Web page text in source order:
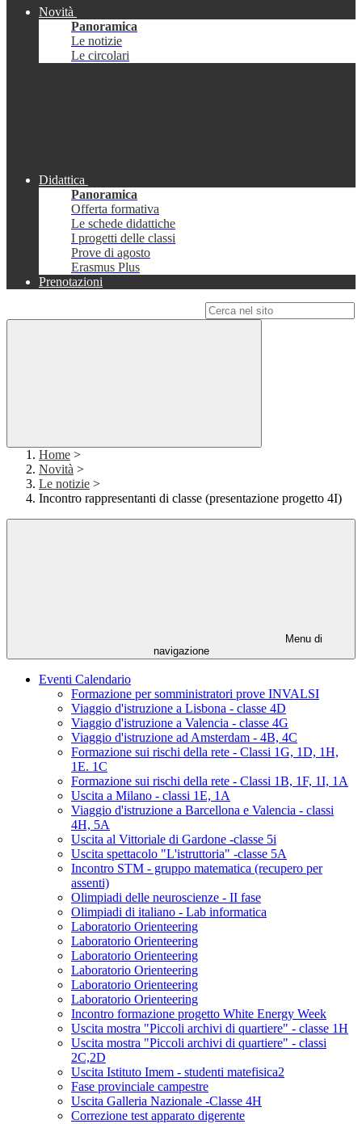
Novità
Panoramica
Le notizie
Le circolari
Didattica
Panoramica
Offerta formativa
Le schede didattiche
I progetti delle classi
Prove di agosto
Erasmus Plus
Prenotazioni
Home >
Novità >
Le notizie >
Incontro rappresentanti di classe (presentazione progetto 4I)
Menu di
navigazione
Eventi Calendario
Formazione per somministratori prove INVALSI
Viaggio d'istruzione a Lisbona - classe 4D
Viaggio d'istruzione a Valencia - classe 4G
Viaggio d'istruzione ad Amsterdam - 4B, 4C
Formazione sui rischi della rete - Classi 1G, 1D, 1H,
1E. 1C
Formazione sui rischi della rete - Classi 1B, 1F, 1I, 1A
Uscita a Milano - classi 1E, 1A
Viaggio d'istruzione a Barcellona e Valencia - classi
4H, 5A
Uscita al Vittoriale di Gardone -classe 5i
Uscita spettacolo "L'istruttoria" -classe 5A
Incontro STM - gruppo matematica (recupero per
assenti)
Olimpiadi delle neuroscienze - II fase
Olimpiadi di italiano - Lab informatica
Laboratorio Orienteering
Laboratorio Orienteering
Laboratorio Orienteering
Laboratorio Orienteering
Laboratorio Orienteering
Laboratorio Orienteering
Incontro formazione progetto White Energy Week
Uscita mostra "Piccoli archivi di quartiere" - classe 1H
Uscita mostra "Piccoli archivi di quartiere" - classi
2C,2D
Uscita Istituto Imem - studenti matefisica2
Fase provinciale campestre
Uscita Galleria Nazionale -Classe 4H
Correzione test apparato digerente